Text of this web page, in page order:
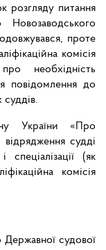
розгляду питання
проте
комісія
необхідність
повідомлення до
України «Про
судді
(як
комісія
судової